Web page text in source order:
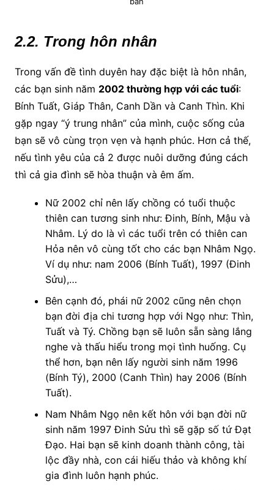
2.2. Trong hôn nhân
Trong vấn đề tình duyên hay đặc biệt là hôn nhân,
các bạn sinh năm 2002 thường hợp với các tuổi:
Bính Tuất, Giáp Thân, Canh Dần và Canh Thìn. Khi
gặp ngay “ý trung nhân” của mình, cuộc sống của
bạn sẽ vô cùng trọn vẹn và hạnh phúc. Hơn cả thế,
nếu tình yêu của cả 2 được nuôi dưỡng đúng cách
thì cả gia đình sẽ hòa thuận và êm ấm.
Nữ 2002 chỉ nên lấy chồng có tuổi thuộc
thiên can tương sinh như: Đinh, Bính, Mậu và
Nhâm. Lý do là vì các tuổi trên có thiên can
Hỏa nên vô cùng tốt cho các bạn Nhâm Ngọ.
Ví dụ như: nam 2006 (Bính Tuất), 1997 (Đinh
Sửu),…
Bên cạnh đó, phái nữ 2002 cũng nên chọn
bạn đời địa chi tương hợp với Ngọ như: Thìn,
Tuất và Tý. Chồng bạn sẽ luôn sẵn sàng lắng
nghe và thấu hiểu trong mọi tình huống. Cụ
thể hơn, bạn nên lấy người sinh năm 1996
(Bính Tý), 2000 (Canh Thìn) hay 2006 (Bính
Tuất).
Nam Nhâm Ngọ nên kết hôn với bạn đời nữ
sinh năm 1997 Đinh Sửu thì sẽ gặp số tứ Đạt
Đạo. Hai bạn sẽ kinh doanh thành công, tài
lộc đầy nhà, con cái hiếu thảo và không khí
gia đình luôn hạnh phúc.